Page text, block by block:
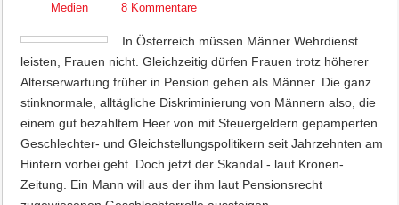
Medien 8 Kommentare
In Österreich müssen Männer Wehrdienst
leisten, Frauen nicht. Gleichzeitig dürfen Frauen trotz höherer
Alterserwartung früher in Pension gehen als Männer. Die ganz
stinknormale, alltägliche Diskriminierung von Männern also, die
einem gut bezahltem Heer von mit Steuergeldern gepamperten
Geschlechter- und Gleichstellungspolitikern seit Jahrzehnten am
Hintern vorbei geht. Doch jetzt der Skandal - laut Kronen-
Zeitung. Ein Mann will aus der ihm laut Pensionsrecht